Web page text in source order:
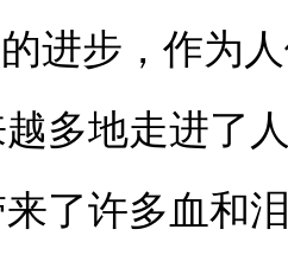
步，作为人
多地走进了
了许多血和